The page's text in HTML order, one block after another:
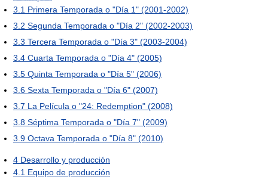
3.1 Primera Temporada o "Día 1" (2001-2002)
3.2 Segunda Temporada o "Día 2" (2002-2003)
3.3 Tercera Temporada o "Día 3" (2003-2004)
3.4 Cuarta Temporada o "Día 4" (2005)
3.5 Quinta Temporada o "Día 5" (2006)
3.6 Sexta Temporada o "Día 6" (2007)
3.7 La Película o "24: Redemption" (2008)
3.8 Séptima Temporada o "Día 7" (2009)
3.9 Octava Temporada o "Día 8" (2010)
4 Desarrollo y producción
4.1 Equipo de producción